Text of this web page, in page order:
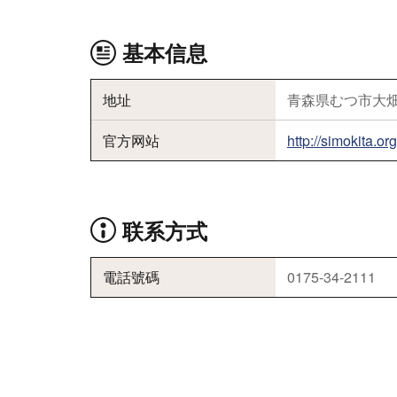
基本信息
地址
青森県むつ市大
官方网站
http://
联系方式
電話號碼 0175-34-2111